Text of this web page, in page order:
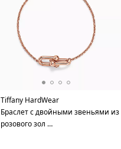
Tiffany HardWear
Браслет с двойными звеньями из
розового зол …